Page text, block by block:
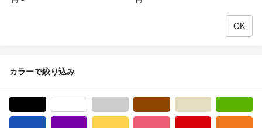
カラーで絞り込み